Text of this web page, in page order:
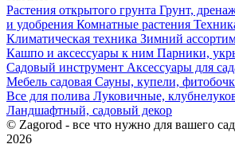
Растения открытого грунта Грунт,
и удобрения Комнатные растения
Климатическая техника Зимний
Кашпо и аксессуары к ним Парники,
Садовый инструмент Аксессуары для
Мебель садовая Сауны, купели,
Все для полива Луковичные,
Ландшафтный, садовый декор
© Zagorod - все что нужно для вашего
2026